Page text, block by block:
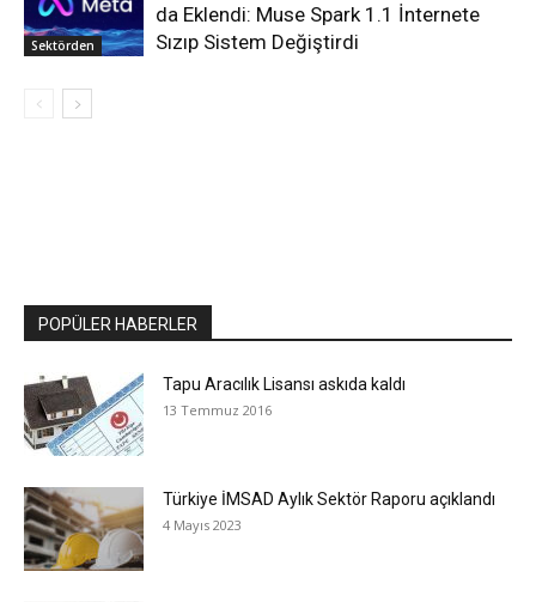
Sektörden
da Eklendi: Muse Spark 1.1 İnternete
Sızıp Sistem Değiştirdi
POPÜLER HABERLER
Tapu Aracılık Lisansı askıda kaldı
13 Temmuz 2016
Türkiye İMSAD Aylık Sektör Raporu açıklandı
4 Mayıs 2023